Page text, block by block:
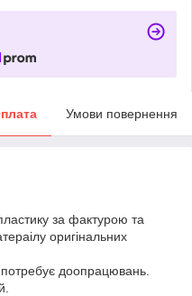
Умови повернення
за фактурою та
оригінальних
доопрацювань.